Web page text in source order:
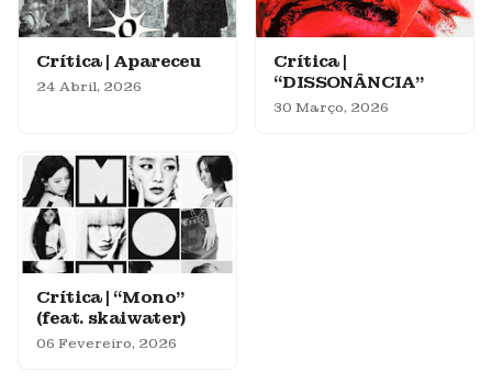
Crítica | Apareceu
24 Abril, 2026
Crítica |
“DISSONÂNCIA”
30 Março, 2026
Crítica | “Mono”
(feat. skaiwater)
06 Fevereiro, 2026